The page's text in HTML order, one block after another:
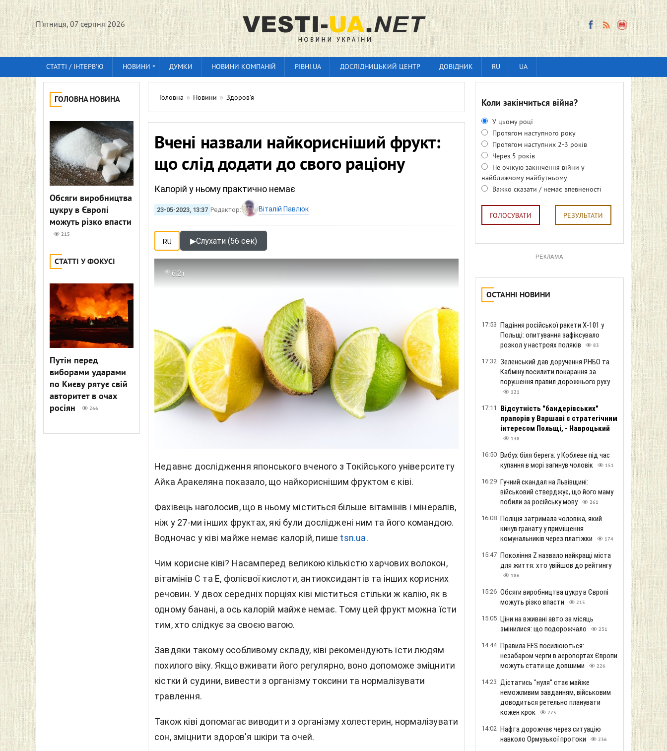
П'ятниця, 07 серпня 2026
СТАТТІ / ІНТЕРВ'Ю НОВИНИ ДУМКИ НОВИНИ КОМПАНІЙ РІВНІ.UA ДОСЛІДНИЦЬКИЙ ЦЕНТР ДОВІДНИК RU UA
ГОЛОВНА НОВИНА
Обсяги виробництва
цукру в Європі
можуть різко впасти
215
СТАТТІ У ФОКУСІ
Путін перед
виборами ударами
по Києву рятує свій
авторитет в очах
росіян
266
Головна » Новини » Здоров'я
Вчені назвали найкорисніший фрукт:
що слід додати до свого раціону
Калорій у ньому практично немає
23-05-2023, 13:37 Редактор: Віталій Павлюк
RU ▶Слухати (56 сек)
6.2т
Недавнє дослідження японського вченого з Токійського університету
Айка Аракеляна показало, що найкориснішим фруктом є ківі.
Фахівець наголосив, що в ньому міститься більше вітамінів і мінералів,
ніж у 27-ми інших фруктах, які були досліджені ним та його командою.
Водночас у ківі майже немає калорій, пише tsn.ua.
Чим корисне ківі? Насамперед великою кількістю харчових волокон,
вітамінів С та Е, фолієвої кислоти, антиоксидантів та інших корисних
речовин. У двох середніх порціях ківі міститься стільки ж калію, як в
одному банані, а ось калорій майже немає. Тому цей фрукт можна їсти
тим, хто слідкує за своєю вагою.
Завдяки такому особливому складу, ківі рекомендують їсти людям
похилого віку. Якщо вживати його регулярно, воно допоможе зміцнити
кістки й судини, вивести з організму токсини та нормалізувати
травлення.
Також ківі допомагає виводити з організму холестерин, нормалізувати
сон, зміцнити здоров'я шкіри та очей.
Коли закінчиться війна?
У цьому році
Протягом наступного року
Протягом наступних 2-3 років
Через 5 років
Не очікую закінчення війни у
найближчому майбутньому
Важко сказати / немає впевненості
ГОЛОСУВАТИ РЕЗУЛЬТАТИ
РЕКЛАМА
ОСТАННІ НОВИНИ
17:53 Падіння російської ракети Х-101 у
Польщі: опитування зафіксувало
розкол у настроях поляків
83
17:32 Зеленський дав доручення РНБО та
Кабміну посилити покарання за
порушення правил дорожнього руху
121
17:11
Відсутність "бандерівських"
прапорів у Варшаві є стратегічним
інтересом Польщі, - Навроцький
138
16:50 Вибух біля берега: у Коблеве під час
купання в морі загинув чоловік
151
16:29 Гучний скандал на Львівщині:
військовий стверджує, що його маму
побили за російську мову
261
16:08 Поліція затримала чоловіка, який
кинув гранату у приміщення
комунальників через платіжки
174
15:47 Покоління Z назвало найкращі міста
для життя: хто увійшов до рейтингу
186
15:26 Обсяги виробництва цукру в Європі
можуть різко впасти
215
15:05 Ціни на вживані авто за місяць
змінилися: що подорожчало
231
14:44 Правила EES посилюються:
незабаром черги в аеропортах Європи
можуть стати ще довшими
226
14:23 Дістатись "нуля" стає майже
неможливим завданням, військовим
доводиться ретельно планувати
кожен крок
275
14:02 Нафта дорожчає через ситуацію
навколо Ормузької протоки
236